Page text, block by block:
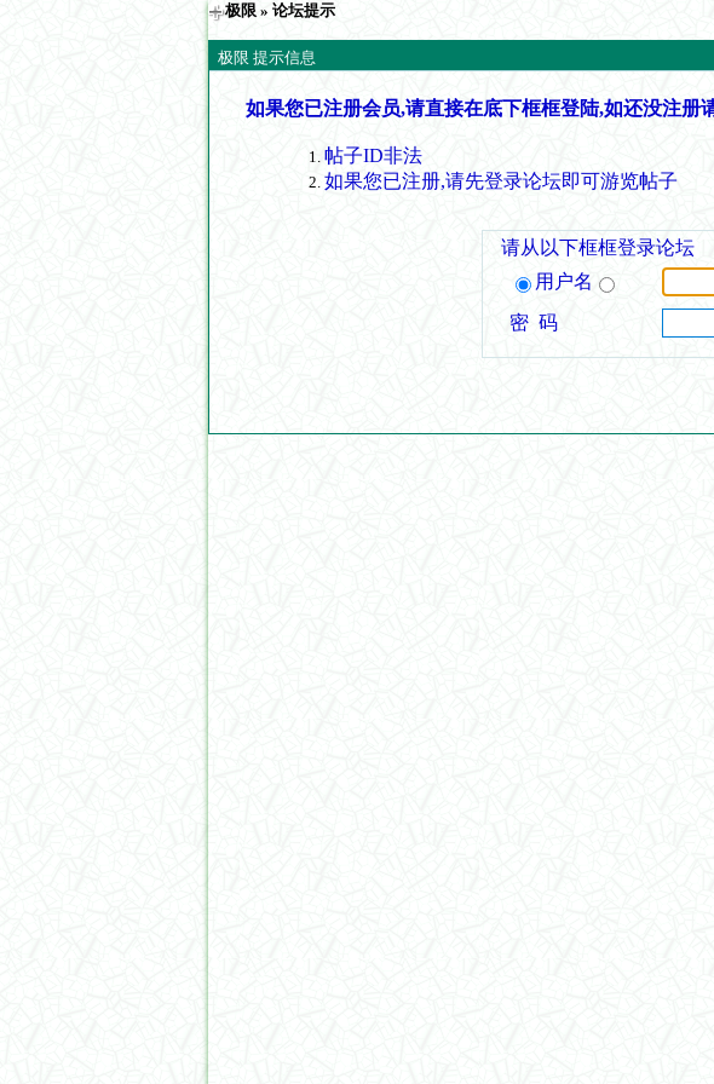
极限 » 论坛提示
极限 提示信息
如果您已注册会员,请直接在底下框框登陆,如还没注册
帖子ID非法
如果您已注册,请先登录论坛即可游览帖子
请从以下框框登录论坛
用户名
密 码